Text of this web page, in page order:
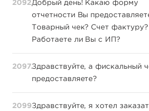
2092.Добрый день! Какаю форму
отчетности Вы
Товарный чек? Счет фактуру?
Работаете ли Вы с ИП?
2097.Здравствуйте, а фискальный
предоставляете?
2099.Здравствуйте, я хотел